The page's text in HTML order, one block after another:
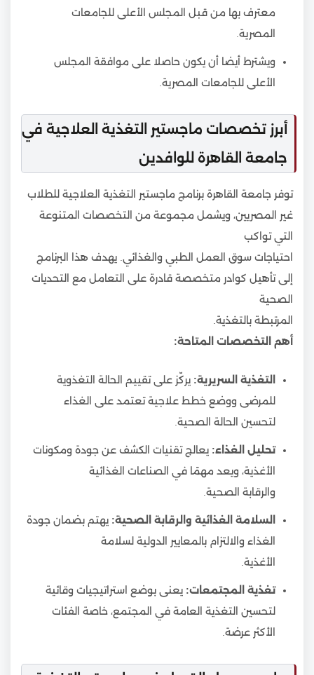
معترف بها من قبل المجلس الأعلى للجامعات
المصرية.
ويشترط أيضا أن يكون حاصلا على موافقة المجلس
الأعلى للجامعات المصرية.
أبرز تخصصات ماجستير التغذية العلاجية في
جامعة القاهرة للوافدين
توفر جامعة القاهرة برنامج ماجستير التغذية العلاجية للطلاب
غير المصريين، ويشمل مجموعة من التخصصات المتنوعة
التي تواكب
احتياجات سوق العمل الطبي والغذائي. يهدف هذا البرنامج
إلى تأهيل كوادر متخصصة قادرة على التعامل مع التحديات
الصحية
المرتبطة بالتغذية.
أهم التخصصات المتاحة:
التغذية السريرية: يركّز على تقييم الحالة التغذوية
للمرضى ووضع خطط علاجية تعتمد على الغذاء
لتحسين الحالة الصحية.
تحليل الغذاء: يعالج تقنيات الكشف عن جودة ومكونات
الأغذية، ويعد مهمًا في الصناعات الغذائية
والرقابة الصحية.
السلامة الغذائية والرقابة الصحية: يهتم بضمان جودة
الغذاء والالتزام بالمعايير الدولية لسلامة
الأغذية.
تغذية المجتمعات: يعنى بوضع استراتيجيات وقائية
لتحسين التغذية العامة في المجتمع، خاصة الفئات
الأكثر عرضة.